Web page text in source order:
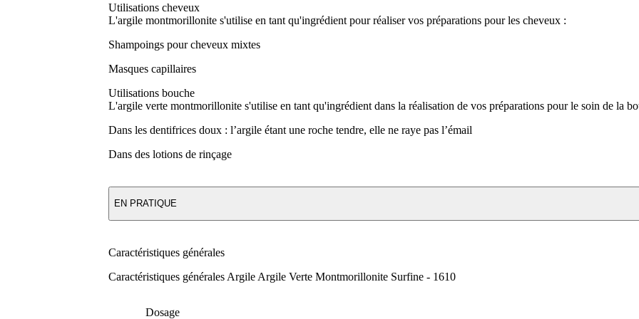
Utilisations cheveux
L'argile montmorillonite s'utilise en tant qu'ingrédient pour réaliser vos préparations pour les cheveux :
Shampoings pour cheveux mixtes
Masques capillaires
Utilisations bouche
L'argile verte montmorillonite s'utilise en tant qu'ingrédient dans la réalisation de vos préparations pour le soin de la
Dans les dentifrices doux : l’argile étant une roche tendre, elle ne raye pas l’émail
Dans des lotions de rinçage
EN PRATIQUE
Caractéristiques générales
Caractéristiques générales Argile Argile Verte Montmorillonite Surfine - 1610
Dosage